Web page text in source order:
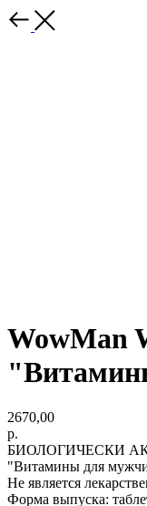
WowMan
2670,00
р.
БИОЛОГИЧЕСКИ
"Витамины для
Не является
Форма выпуска: